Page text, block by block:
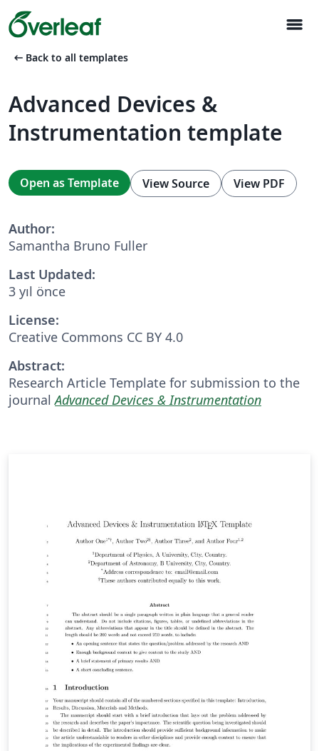
menu
arrow_left_alt Back to all templates
Advanced Devices &
Instrumentation template
Open as Template View Source View PDF
Author:
Samantha Bruno Fuller
Last Updated:
3 yıl önce
License:
Creative Commons CC BY 4.0
Abstract:
Research Article Template for submission to the
journalAdvanced Devices & Instrumentation